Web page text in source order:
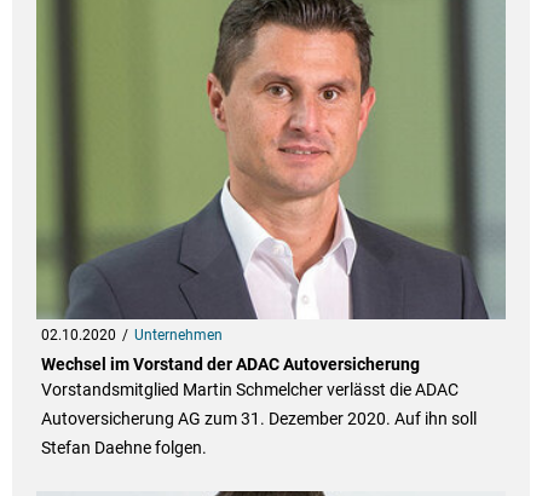
02.10.2020 Unternehmen
Wechsel im Vorstand der ADAC Autoversicherung
Vorstandsmitglied Martin Schmelcher verlässt die ADAC
Autoversicherung AG zum 31. Dezember 2020. Auf ihn soll
Stefan Daehne folgen.